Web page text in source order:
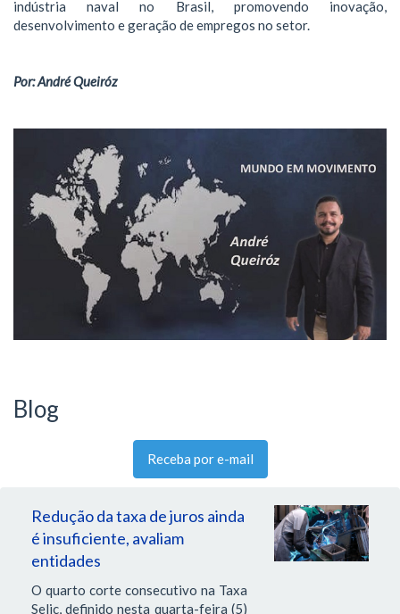
indústria naval no Brasil, promovendo inovação,
desenvolvimento e geração de empregos no setor.
Por: André Queiróz
Blog
Receba por e-mail
Redução da taxa de juros ainda
é insuficiente, avaliam
entidades
O quarto corte consecutivo na Taxa
Selic, definido nesta quarta-feira (5)